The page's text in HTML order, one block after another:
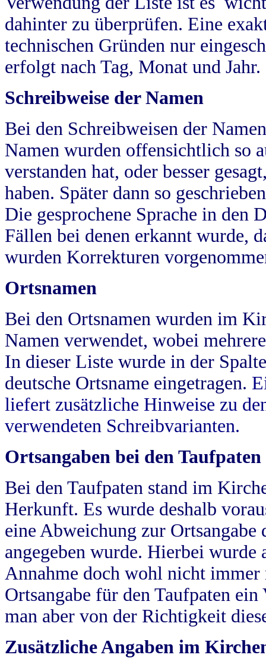
dahinter zu überprüfen. Eine
technischen Gründen nur
erfolgt nach Tag, Monat und Jahr.
Schreibweise der Namen
Bei den Schreibweisen der
Namen wurden offensichtlich so
verstanden hat, oder besser
haben. Später dann so
Die gesprochene Sprache in
Fällen bei denen erkannt wurde,
wurden Korrekturen
Ortsnamen
Bei den Ortsnamen wurden im
Namen verwendet, wobei
In dieser Liste wurde in der
deutsche Ortsname eingetragen.
liefert zusätzliche Hinweise zu
verwendeten Schreibvarianten.
Ortsangaben bei den Taufpaten
Bei den Taufpaten stand im
Herkunft. Es wurde deshalb
eine Abweichung zur
angegeben wurde. Hierbei wurde
Annahme doch wohl nicht
Ortsangabe für den Taufpaten
man aber von der Richtigkeit
Zusätzliche Angaben im